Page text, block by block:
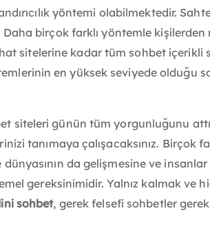
yöntemi olabilmektedir.
birçok farklı yöntemle
sitelerine kadar tüm sohbet içerikli
en yüksek seviyede olduğu
siteleri günün tüm yorgunluğunu
tanımaya çalışacaksınız. Birçok
da gelişmesine ve
gereksinimidir. Yalnız kalmak ve
sohbet, gerek felsefi sohbetler